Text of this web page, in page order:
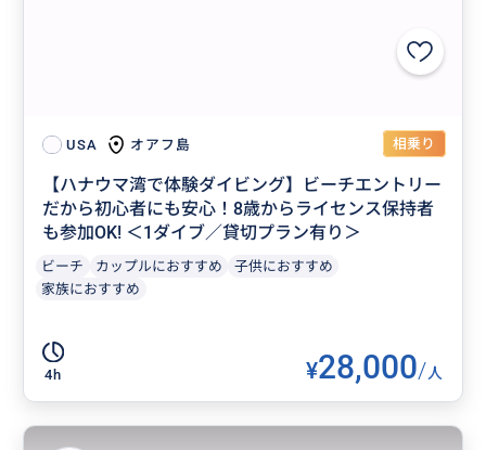
USA オアフ島 相乗り
【ハナウマ湾で体験ダイビング】ビーチエントリー
だから初心者にも安心！8歳からライセンス保持者
も参加OK! ＜1ダイブ／貸切プラン有り＞
ビーチ カップルにおすすめ
子供におすすめ
家族におすすめ
4h ¥28,000/人